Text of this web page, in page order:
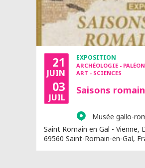
21
JUIN
03
JUIL
EXPOSITION
ARCHÉOLOGIE -
ART - SCIENCES
Saisons
Musée gallo-
Saint Romain en Gal - Vienne,
69560 Saint-Romain-en-Gal,